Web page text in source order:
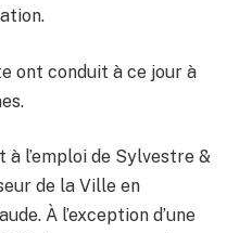
ont conduit à ce jour à
à l’emploi de Sylvestre &
de la Ville en
À l’exception d’une